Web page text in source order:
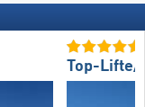
Top-Lifte/